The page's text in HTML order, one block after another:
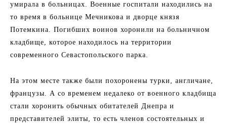
умирала в больницах. Военные госпитали находились на
то время в больнице Мечникова и дворце князя
Потемкина. Погибших воинов хоронили на больничном
кладбище, которое находилось на территории
современного Севастопольского парка.
На этом месте также были похоронены турки, англичане,
французы. А со временем недалеко от военного кладбища
стали хоронить обычных обитателей Днепра и
представителей элиты, то есть членов состоятельных и